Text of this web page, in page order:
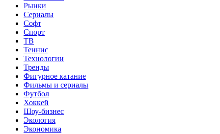
Рынки
Сериалы
Софт
Спорт
ТВ
Теннис
Технологии
Тренды
Фигурное катание
Фильмы и сериалы
Футбол
Хоккей
Шоу-бизнес
Экология
Экономика